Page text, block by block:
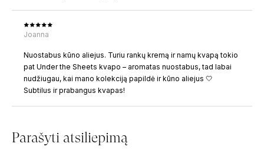
Nuostabus kūno aliejus. Turiu rankų kremą ir namų kvapą tokio
pat Under the Sheets kvapo – aromatas nuostabus, tad labai
nudžiugau, kai mano kolekciją papildė ir kūno aliejus 🤍
Subtilus ir prabangus kvapas!
Joanna
Parašyti atsiliepimą